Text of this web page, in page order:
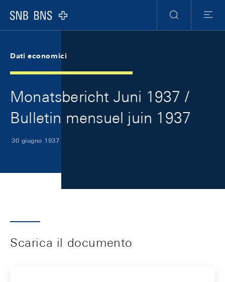
Logo
Ricerca
Menu
Dati economici
Monatsbericht Juni 1937 /
Bulletin mensuel juin 1937
30 giugno 1937
Scarica il documento